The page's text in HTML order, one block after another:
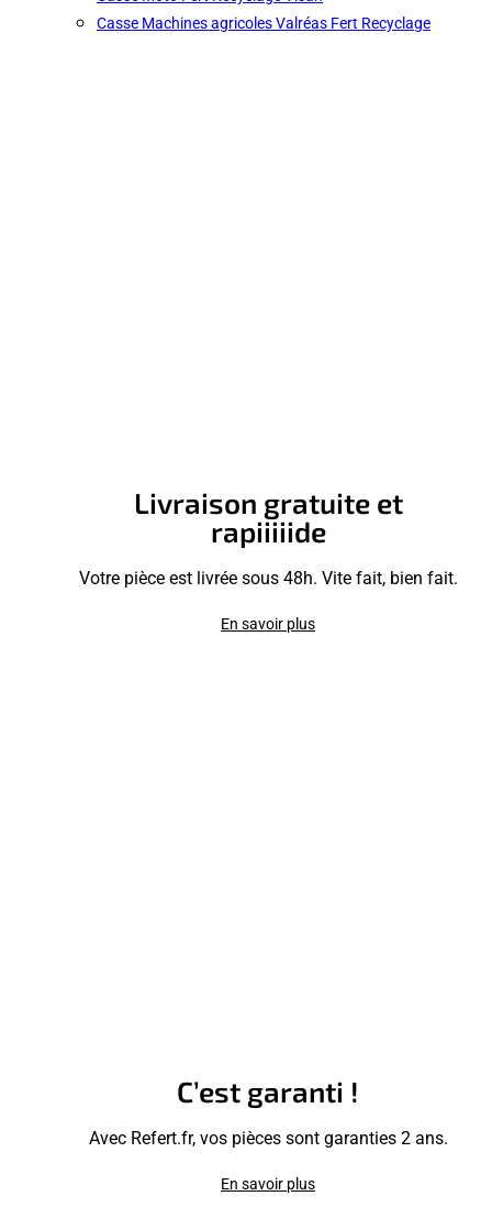
Casse Machines agricoles Valréas Fert Recyclage
Livraison gratuite et
rapiiiiide
Votre pièce est livrée sous 48h. Vite fait, bien fait.
En savoir plus
C’est garanti !
Avec Refert.fr, vos pièces sont garanties 2 ans.
En savoir plus